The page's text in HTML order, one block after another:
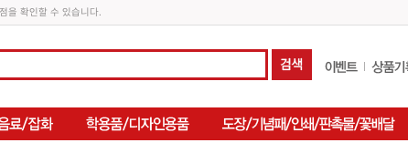
을 확인할 수 있습니다.